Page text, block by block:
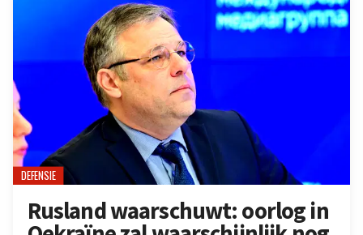
DEFENSIE
Rusland waarschuwt: oorlog in